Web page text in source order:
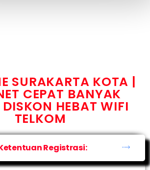
SURAKARTA KOTA |
CEPAT BANYAK
HEBAT WIFI
TELKOM
Registrasi: